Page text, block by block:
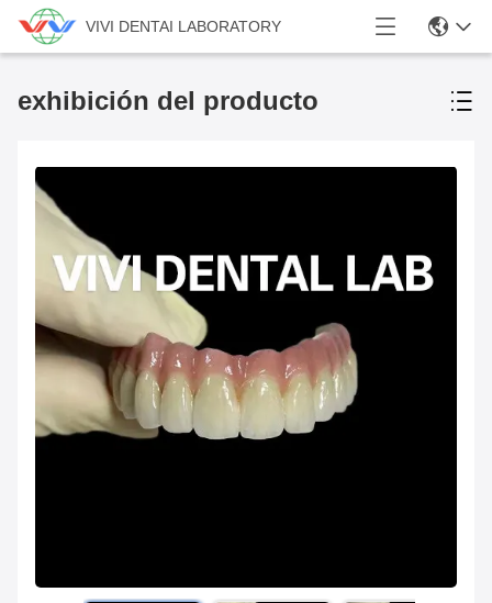
VIVI DENTAI LABORATORY
exhibición del producto